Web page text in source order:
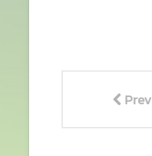
Prev